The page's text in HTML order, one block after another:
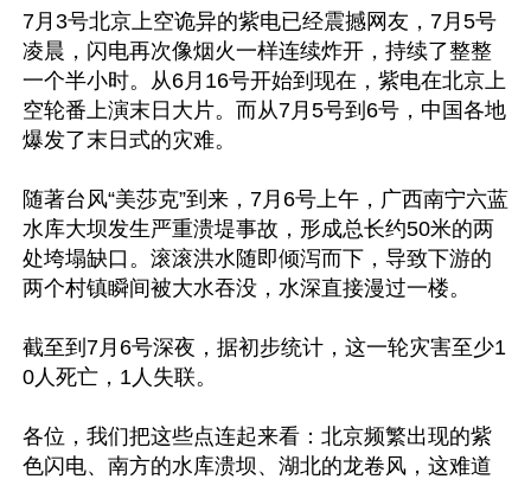
7月3号北京上空诡异的紫电已经震撼网友，7月5号
凌晨，闪电再次像烟火一样连续炸开，持续了整整
一个半小时。从6月16号开始到现在，紫电在北京上
空轮番上演末日大片。而从7月5号到6号，中国各地
爆发了末日式的灾难。
随著台风“美莎克”到来，7月6号上午，广西南宁六蓝
水库大坝发生严重溃堤事故，形成总长约50米的两
处垮塌缺口。滚滚洪水随即倾泻而下，导致下游的
两个村镇瞬间被大水吞没，水深直接漫过一楼。
截至到7月6号深夜，据初步统计，这一轮灾害至少1
0人死亡，1人失联。
各位，我们把这些点连起来看：北京频繁出现的紫
色闪电、南方的水库溃坝、湖北的龙卷风，这难道